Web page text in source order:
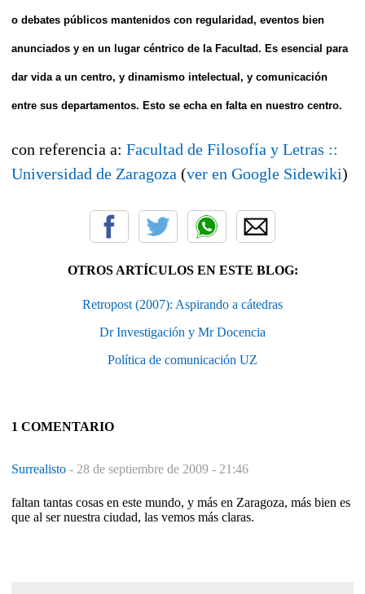
o debates públicos mantenidos con regularidad, eventos bien
anunciados y en un lugar céntrico de la Facultad. Es esencial para
dar vida a un centro, y dinamismo intelectual, y comunicación
entre sus departamentos. Esto se echa en falta en nuestro centro.
con referencia a: Facultad de Filosofía y Letras ::
Universidad de Zaragoza (ver en Google Sidewiki)
OTROS ARTÍCULOS EN ESTE BLOG:
Retropost (2007): Aspirando a cátedras
Dr Investigación y Mr Docencia
Política de comunicación UZ
1 COMENTARIO
Surrealisto - 28 de septiembre de 2009 - 21:46
faltan tantas cosas en este mundo, y más en Zaragoza, más bien es
que al ser nuestra ciudad, las vemos más claras.